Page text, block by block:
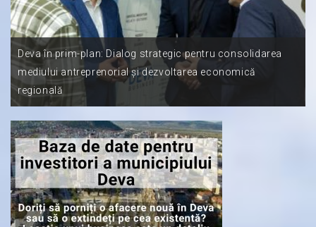
Deva în prim-plan: Dialog strategic pentru consolidarea
mediului antreprenorial și dezvoltarea economică
regională